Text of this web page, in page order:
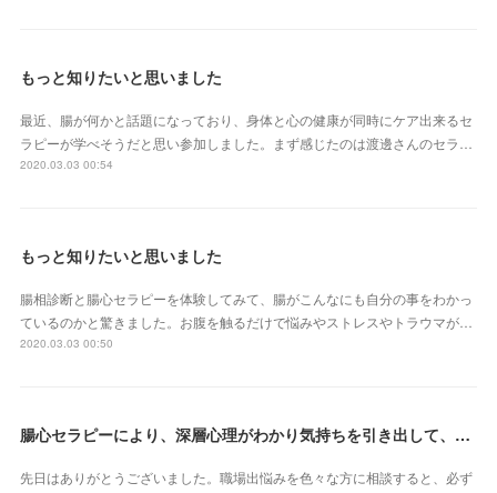
もっと知りたいと思いました
最近、腸が何かと話題になっており、身体と心の健康が同時にケア出来るセ
ラピーが学べそうだと思い参加しました。まず感じたのは渡邊さんのセラ…
2020.03.03 00:54
もっと知りたいと思いました
腸相診断と腸心セラピーを体験してみて、腸がこんなにも自分の事をわかっ
ているのかと驚きました。お腹を触るだけで悩みやストレスやトラウマが…
2020.03.03 00:50
腸心セラピーにより、深層心理がわかり気持ちを引き出して、オーラも変わった気がします
先日はありがとうございました。職場出悩みを色々な方に相談すると、必ず